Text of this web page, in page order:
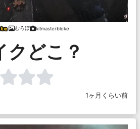
むろぼ kitmasterbloke
クどこ？
1ヶ月くらい前